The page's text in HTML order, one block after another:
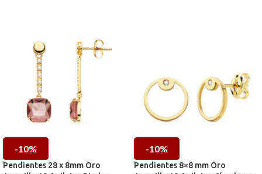
-10%
Pendientes 28 x 8mm Oro
-10%
Pendientes 8×8 mm Oro